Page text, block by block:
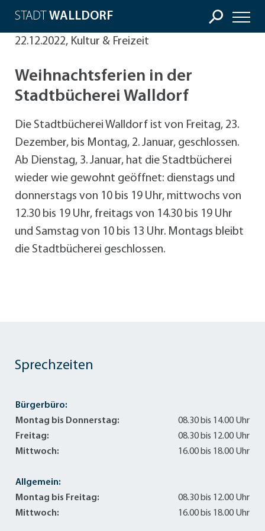
STADT WALLDORF
22.12.2022, Kultur & Freizeit
Weihnachtsferien in der
Stadtbücherei Walldorf
Die Stadtbücherei Walldorf ist von Freitag, 23.
Dezember, bis Montag, 2. Januar, geschlossen.
Ab Dienstag, 3. Januar, hat die Stadtbücherei
wieder wie gewohnt geöffnet: dienstags und
donnerstags von 10 bis 19 Uhr, mittwochs von
12.30 bis 19 Uhr, freitags von 14.30 bis 19 Uhr
und Samstag von 10 bis 13 Uhr. Montags bleibt
die Stadtbücherei geschlossen.
Sprechzeiten
Bürgerbüro:
Montag bis Donnerstag:
08.30 bis 14.00 Uhr
Freitag:
08.30 bis 12.00 Uhr
Mittwoch:
16.00 bis 18.00 Uhr
Allgemein:
Montag bis Freitag:
08.30 bis 12.00 Uhr
Mittwoch:
16.00 bis 18.00 Uhr